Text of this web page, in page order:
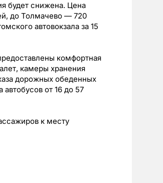
будет снижена. Цена
до Толмачево — 720
автовокзала за 15
комфортная
камеры хранения
дорожных обеденных
от 16 до 57
к месту